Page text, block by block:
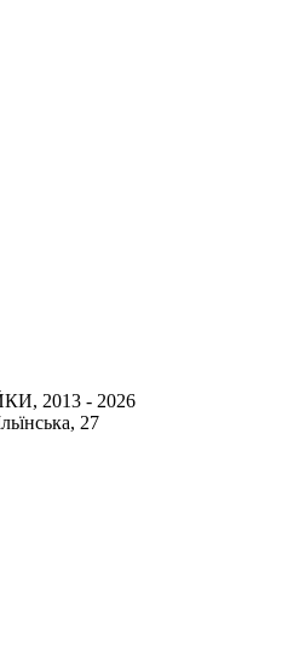
2013 - 2026
27